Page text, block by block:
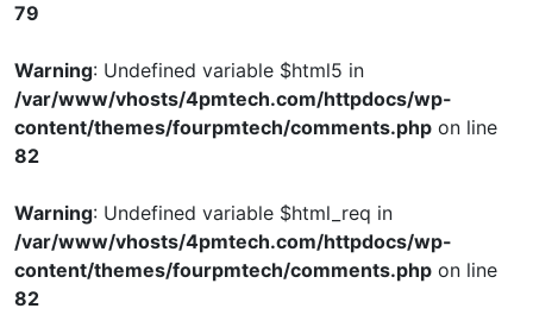
79
Warning: Undefined variable $html5 in
/var/www/vhosts/4pmtech.com/httpdocs/wp-
content/themes/fourpmtech/comments.php on line
82
Warning: Undefined variable $html_req in
/var/www/vhosts/4pmtech.com/httpdocs/wp-
content/themes/fourpmtech/comments.php on line
82